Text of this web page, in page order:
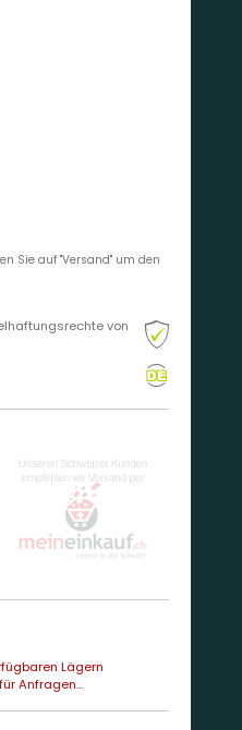
Sie auf "Versand" um den
von
Lägern
Anfragen...